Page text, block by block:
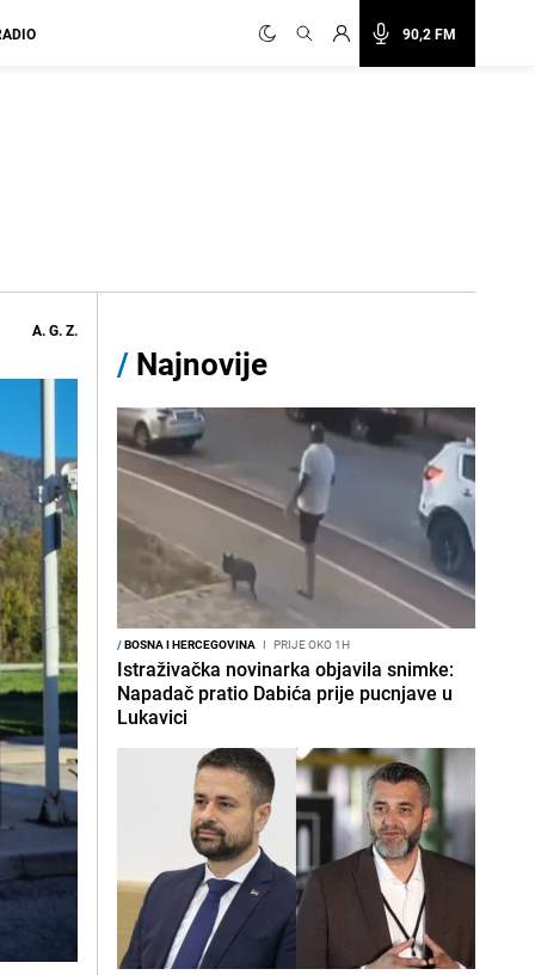
90,2 FM
A. G. Z.
/ Najnovije
/BOSNA I HERCEGOVINA I PRIJE OKO 1H
Istraživačka novinarka objavila snimke:
Napadač pratio Dabića prije pucnjave u
Lukavici